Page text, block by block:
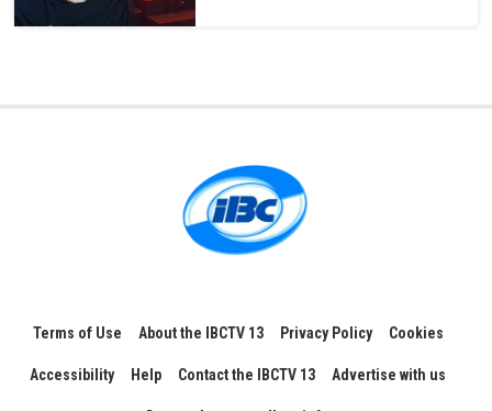
Terms of Use About the IBCTV 13 Privacy Policy Cookies
Accessibility Help Contact the IBCTV 13 Advertise with us